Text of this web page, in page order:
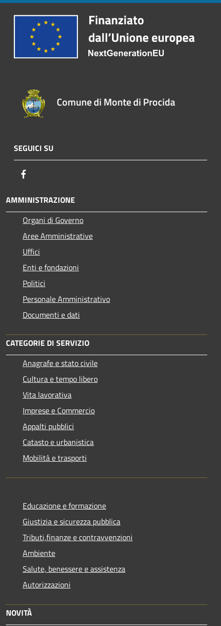
Comune di Monte di Procida
SEGUICI SU
AMMINISTRAZIONE
Organi di Governo
Aree Amministrative
Uffici
Enti e fondazioni
Politici
Personale Amministrativo
Documenti e dati
CATEGORIE DI SERVIZIO
Anagrafe e stato civile
Cultura e tempo libero
Vita lavorativa
Imprese e Commercio
Appalti pubblici
Catasto e urbanistica
Mobilità e trasporti
Educazione e formazione
Giustizia e sicurezza pubblica
Tributi,finanze e contravvenzioni
Ambiente
Salute, benessere e assistenza
Autorizzazioni
NOVITÀ